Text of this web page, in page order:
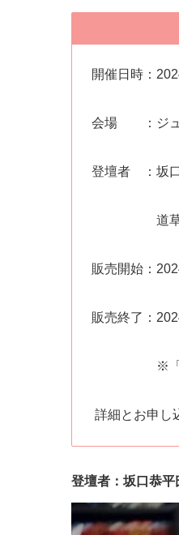
開催日時：
会場 ：ジュ
登壇者 ：坂口
道草晴子
販売開始：
販売終了：
※「会場参
詳細とお申し
登壇者： 坂口恭平